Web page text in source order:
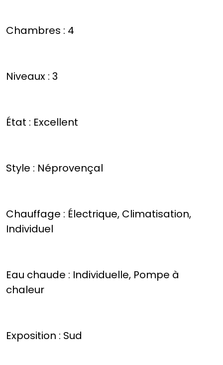
Chambres : 4
Niveaux : 3
État : Excellent
Style : Néprovençal
Chauffage : Électrique, Climatisation,
Individuel
Eau chaude : Individuelle, Pompe à
chaleur
Exposition : Sud